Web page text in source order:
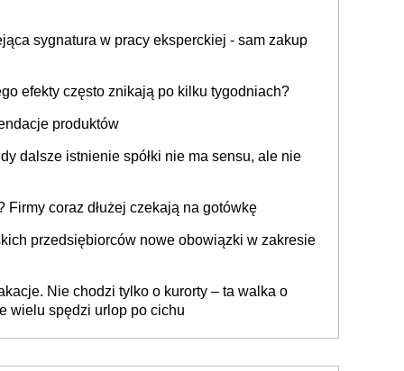
sygnatura w pracy eksperckiej - sam zakup
efekty często znikają po kilku tygodniach?
produktów
dalsze istnienie spółki nie ma sensu, ale nie
Firmy coraz dłużej czekają na gotówkę
przedsiębiorców nowe obowiązki w zakresie
Nie chodzi tylko o kurorty – ta walka o
wielu spędzi urlop po cichu